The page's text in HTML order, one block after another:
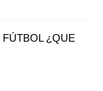
¿QUE